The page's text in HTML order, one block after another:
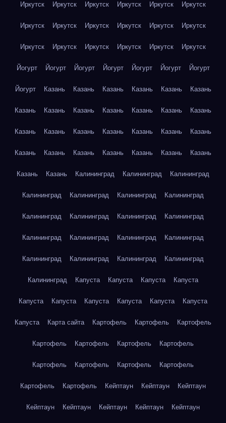
Иркутск Иркутск Иркутск Иркутск Иркутск Иркутск
Иркутск Иркутск Иркутск Иркутск Иркутск Иркутск
Иркутск Иркутск Иркутск Иркутск Иркутск Иркутск
Йогурт Йогурт Йогурт Йогурт Йогурт Йогурт Йогурт
Йогурт Казань Казань Казань Казань Казань Казань
Казань Казань Казань Казань Казань Казань Казань
Казань Казань Казань Казань Казань Казань Казань
Казань Казань Казань Казань Казань Казань Казань
Казань Казань Калининград Калининград Калининград
Калининград Калининград Калининград Калининград
Калининград Калининград Калининград Калининград
Калининград Калининград Калининград Калининград
Калининград Калининград Калининград Калининград
Калининград Капуста Капуста Капуста Капуста
Капуста Капуста Капуста Капуста Капуста Капуста
Капуста Карта сайта Картофель Картофель Картофель
Картофель Картофель Картофель Картофель
Картофель Картофель Картофель Картофель
Картофель Картофель Кейптаун Кейптаун Кейптаун
Кейптаун Кейптаун Кейптаун Кейптаун Кейптаун